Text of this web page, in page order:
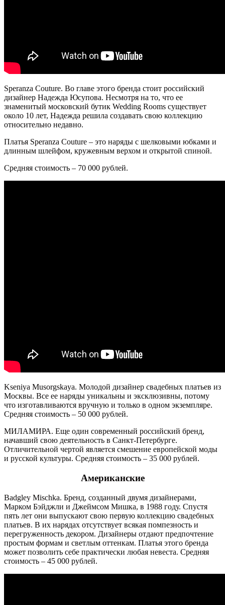
Speranza Couture. Во главе этого бренда стоит российский
дизайнер Надежда Юсупова. Несмотря на то, что ее
знаменитый московский бутик Wedding Rooms существует
около 10 лет, Надежда решила создавать свою коллекцию
относительно недавно.
Платья Speranza Couture – это наряды с шелковыми юбками и
длинным шлейфом, кружевным верхом и открытой спиной.
Средняя стоимость – 70 000 рублей.
Kseniya Musorgskaya. Молодой дизайнер свадебных платьев из
Москвы. Все ее наряды уникальны и эксклюзивны, потому
что изготавливаются вручную и только в одном экземпляре.
Средняя стоимость – 50 000 рублей.
МИЛАМИРА. Еще один современный российский бренд,
начавший свою деятельность в Санкт-Петербурге.
Отличительной чертой является смешение европейской моды
и русской культуры. Средняя стоимость – 35 000 рублей.
Американские
Badgley Misсhka. Бренд, созданный двумя дизайнерами,
Марком Бэйджли и Джеймсом Мишка, в 1988 году. Спустя
пять лет они выпускают свою первую коллекцию свадебных
платьев. В их нарядах отсутствует всякая помпезность и
перегруженность декором. Дизайнеры отдают предпочтение
простым формам и светлым оттенкам. Платья этого бренда
может позволить себе практически любая невеста. Средняя
стоимость – 45 000 рублей.